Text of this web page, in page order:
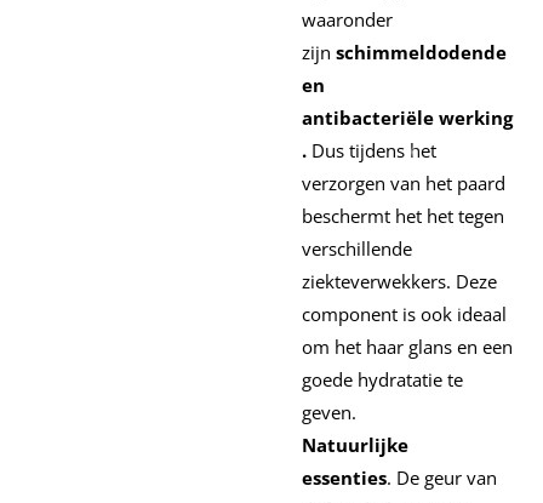
waaronder
zijn schimmeldodende
en
antibacteriële werking
. Dus tijdens het
verzorgen van het paard
beschermt het het tegen
verschillende
ziekteverwekkers. Deze
component is ook ideaal
om het haar glans en een
goede hydratatie te
geven.
Natuurlijke
essenties. De geur van